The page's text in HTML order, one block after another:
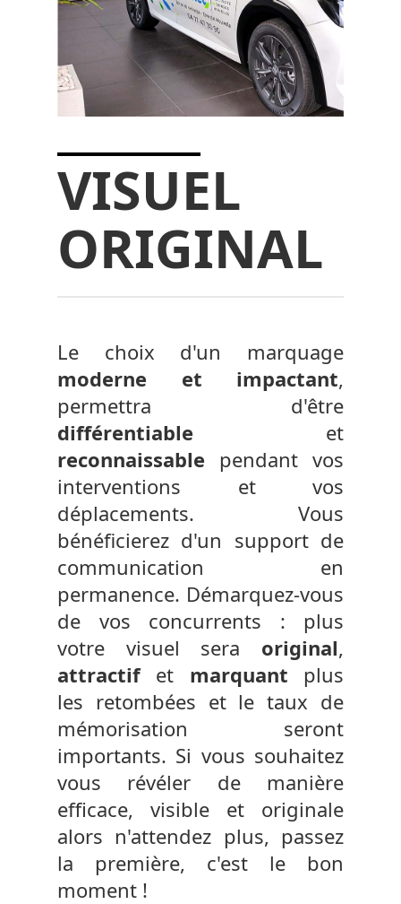
VISUEL
ORIGINAL
Le choix d'un marquage
moderne et impactant,
permettra d'être
différentiable et
reconnaissable pendant vos
interventions et vos
déplacements. Vous
bénéficierez d'un support de
communication en
permanence. Démarquez-vous
de vos concurrents : plus
votre visuel sera original,
attractifet marquant plus
les retombées et le taux de
mémorisation seront
importants. Si vous souhaitez
vous révéler de manière
efficace, visible et originale
alors n'attendez plus, passez
la première, c'est le bon
moment !